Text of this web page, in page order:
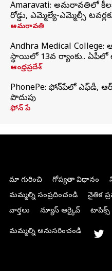
Amaravati: అమరావతిలో
రోడ్డు, ఎమ్మెల్యే-ఎమ్మెల్సీ
అమరావతి
Andhra Medical
స్థాయిలో 13వ ర్యాంకు..
ఆంధ్రప్రదేశ్
PhonePe: ఫోన్‌పేలో ఎఫ్‌డీ,
పొదుపు
ఫోన్‌ పే
మా గురించి గోప్యతా విధానం
మమ్మల్ని సంప్రదించండి
నైతిక
వార్తలు
న్యూస్ ఆర్కైవ్ టాపిక్స్
మమ్మల్ని అనుసరించండి